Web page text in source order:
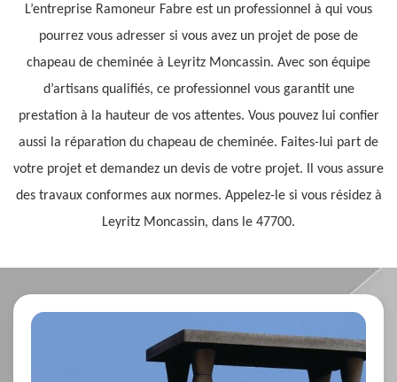
L’entreprise Ramoneur Fabre est un professionnel à qui vous
pourrez vous adresser si vous avez un projet de pose de
chapeau de cheminée à Leyritz Moncassin. Avec son équipe
d’artisans qualifiés, ce professionnel vous garantit une
prestation à la hauteur de vos attentes. Vous pouvez lui confier
aussi la réparation du chapeau de cheminée. Faites-lui part de
votre projet et demandez un devis de votre projet. Il vous assure
des travaux conformes aux normes. Appelez-le si vous résidez à
Leyritz Moncassin, dans le 47700.